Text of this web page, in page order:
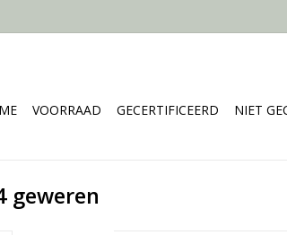
VOORRAAD GECERTIFICEERD NIET
geweren